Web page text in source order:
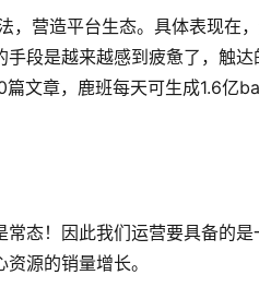
，营造平台生态。具体表现在
段是越来越感到疲惫了，触达
文章，鹿班每天可生成1.6亿
态！因此我们运营要具备的是
源的销量增长。